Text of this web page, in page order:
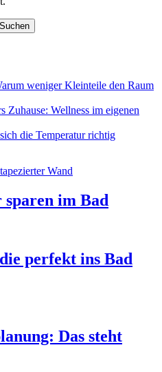
Suchen
weniger Kleinteile den Raum
Zuhause: Wellness im eigenen
die Temperatur richtig
sparen im Bad
perfekt ins Bad
Das steht